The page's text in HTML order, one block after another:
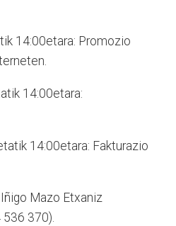
14:00etara: Promozio
14:00etara:
14:00etara: Fakturazio
Mazo Etxaniz
536 370).